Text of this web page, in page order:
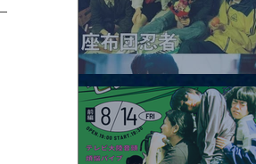
2026.08.13 |【観覧】JUST RIGHT!! vol.26